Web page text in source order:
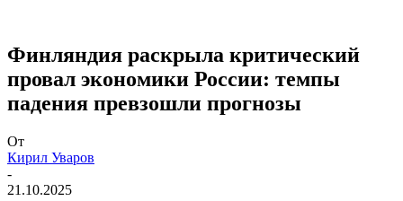
Финляндия раскрыла критический
провал экономики России: темпы
падения превзошли прогнозы
От
Кирил Уваров
-
21.10.2025